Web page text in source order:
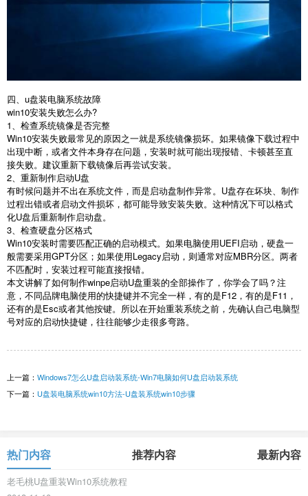
四、u盘装电脑系统故障
win10安装失败怎么办?
1
、检查系统镜像是否完整
Win10安装失败最常见的原因之一就是系统镜像损坏。如果镜像下载过程中
出现中断，或者文件本身存在问题，安装时就可能出现报错、卡顿甚至直
接失败。建议重新下载镜像后再尝试安装。
2 、重新制作启动U盘
有时候问题并不出在系统文件，而是启动盘制作异常。 U盘存在坏块、制作
过程出错或者启动文件损坏，都可能导致安装失败。这种情况下可以格式
化U盘后重新制作启动盘。
3 、检查硬盘分区格式
Win10安装时需要匹配正确的启动模式。如果电脑使用UEFI启动，硬盘一
般需要采用GPT分区；如果使用Legacy启动，则通常对应MBR分区。两者
不匹配时，安装过程可能直接报错。
本文讲解了如何制作winpe启动U盘重装的全部操作了，你学会了吗？注
意，不同品牌电脑使用的快捷键并不完全一样，有的是F12 ，有的是F11 ，
还有的是Esc或者其他按键。所以在开始重装系统之前，先确认自己电脑型
号对应的启动快捷键，往往能够少走很多弯路。
上一篇： Windows7怎么U盘启动装系统-Win7电脑如何U盘启动装系统
下一篇： U盘装电脑系统win10方法-U盘装系统win10步骤
热门内容 推荐内容 最新内容
老毛桃U盘重装Win10系统教程